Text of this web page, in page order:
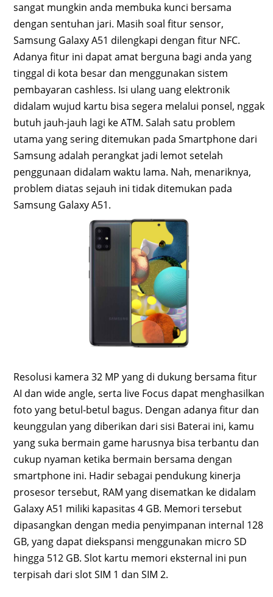
sangat mungkin anda membuka kunci bersama
dengan sentuhan jari. Masih soal fitur sensor,
Samsung Galaxy A51 dilengkapi dengan fitur NFC.
Adanya fitur ini dapat amat berguna bagi anda yang
tinggal di kota besar dan menggunakan sistem
pembayaran cashless. Isi ulang uang elektronik
didalam wujud kartu bisa segera melalui ponsel, nggak
butuh jauh-jauh lagi ke ATM. Salah satu problem
utama yang sering ditemukan pada Smartphone dari
Samsung adalah perangkat jadi lemot setelah
penggunaan didalam waktu lama. Nah, menariknya,
problem diatas sejauh ini tidak ditemukan pada
Samsung Galaxy A51.
Resolusi kamera 32 MP yang di dukung bersama fitur
AI dan wide angle, serta live Focus dapat menghasilkan
foto yang betul-betul bagus. Dengan adanya fitur dan
keunggulan yang diberikan dari sisi Baterai ini, kamu
yang suka bermain game harusnya bisa terbantu dan
cukup nyaman ketika bermain bersama dengan
smartphone ini. Hadir sebagai pendukung kinerja
prosesor tersebut, RAM yang disematkan ke didalam
Galaxy A51 miliki kapasitas 4 GB. Memori tersebut
dipasangkan dengan media penyimpanan internal 128
GB, yang dapat diekspansi menggunakan micro SD
hingga 512 GB. Slot kartu memori eksternal ini pun
terpisah dari slot SIM 1 dan SIM 2.